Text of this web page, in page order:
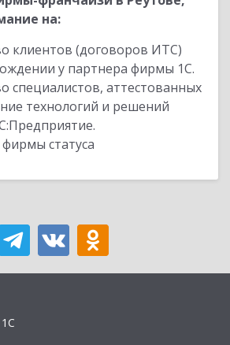
на:
клиентов (договоров ИТС)
у партнера фирмы 1С.
специалистов, аттестованных
технологий и решений
статуса